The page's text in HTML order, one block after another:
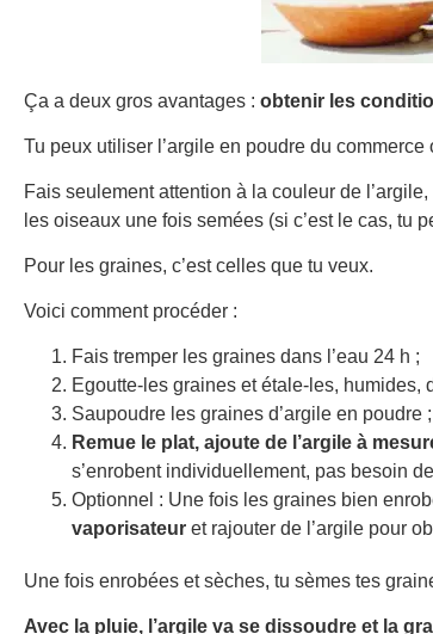
Ça a deux gros avantages : obtenir les
Tu peux utiliser l’argile en poudre du
Fais seulement attention à la couleur de
les oiseaux une fois semées (si c’est le cas, tu
Pour les graines, c’est celles que tu veux.
Voici comment procéder :
Fais tremper les graines dans l’eau 24 h ;
Egoutte-les graines et étale-les, humides,
Saupoudre les graines d’argile en poudre ;
Remue le plat, ajoute de l’argile à
s’enrobent individuellement, pas besoin
Optionnel : Une fois les graines bien
vaporisateur et rajouter de l’argile pour
Une fois enrobées et sèches, tu sèmes tes
Avec la pluie, l’argile va se dissoudre et la